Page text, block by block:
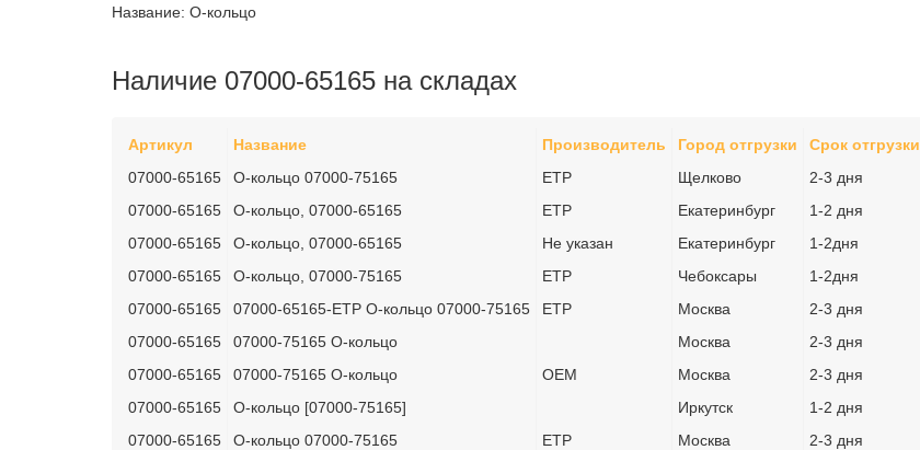
Название: О-кольцо
Наличие 07000-65165 на складах
Артикул Название Производитель Город отгрузки Срок отгрузки
07000-65165
О-кольцо 07000-75165 ETP Щелково 2-3 дня
07000-65165
О-кольцо, 07000-65165 ETP Екатеринбург 1-2 дня
07000-65165
О-кольцо, 07000-65165 Не указан Екатеринбург 1-2дня
07000-65165
О-кольцо, 07000-75165 ETP Чебоксары 1-2дня
07000-65165
07000-65165-ETP О-кольцо 07000-75165 ETP Москва 2-3 дня
07000-65165
07000-75165 О-кольцо Москва 2-3 дня
07000-65165
07000-75165 О-кольцо OEM Москва 2-3 дня
07000-65165
О-кольцо [07000-75165] Иркутск 1-2 дня
07000-65165
О-кольцо 07000-75165 ETP Москва 2-3 дня